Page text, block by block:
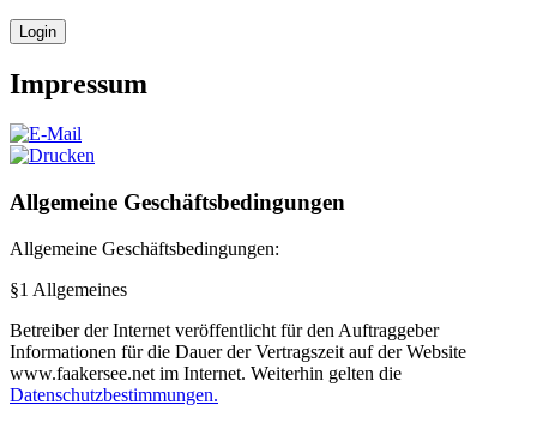
Impressum
Allgemeine Geschäftsbedingungen
Allgemeine Geschäftsbedingungen:
§1 Allgemeines
Betreiber der Internet veröffentlicht für den Auftraggeber
Informationen für die Dauer der Vertragszeit auf der Website
www.faakersee.net im Internet. Weiterhin gelten die
Datenschutzbestimmungen.